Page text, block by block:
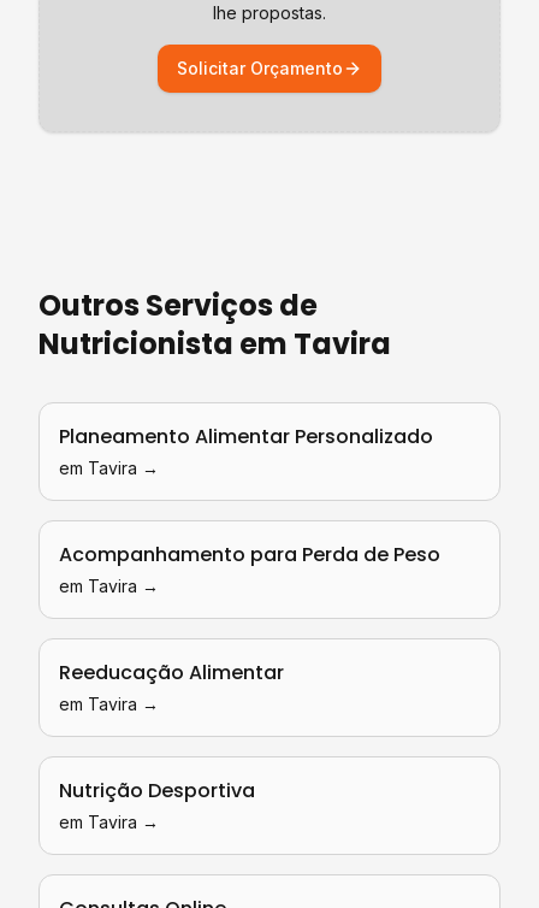
lhe propostas.
Solicitar Orçamento
Outros Serviços de
Nutricionista em Tavira
Planeamento Alimentar Personalizado
em Tavira →
Acompanhamento para Perda de Peso
em Tavira →
Reeducação Alimentar
em Tavira →
Nutrição Desportiva
em Tavira →